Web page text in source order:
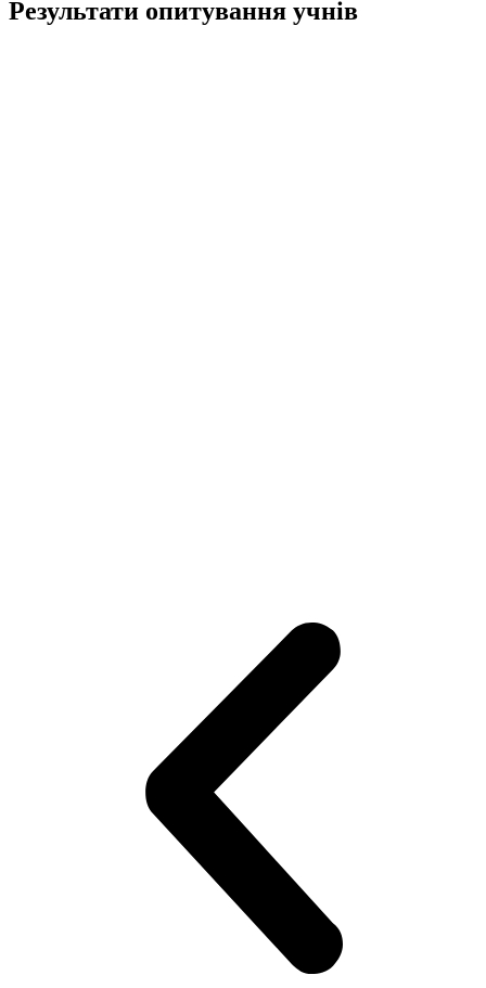
Результати опитування учнів